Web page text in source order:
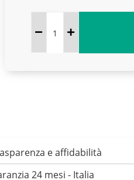
e affidabilità
24 mesi - Italia